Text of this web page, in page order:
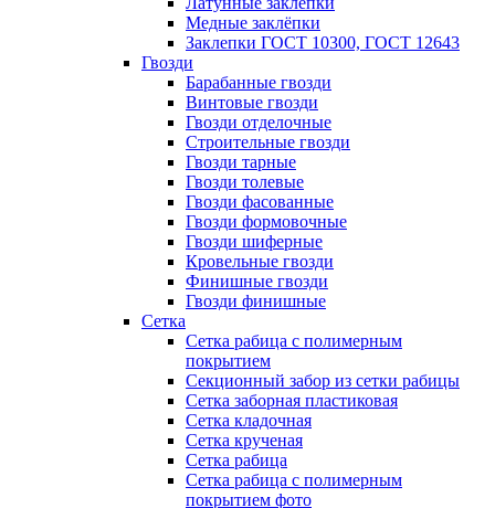
Медные заклёпки
Заклепки ГОСТ 10300, ГОСТ 12643
Гвозди
Барабанные гвозди
Винтовые гвозди
Гвозди отделочные
Строительные гвозди
Гвозди тарные
Гвозди толевые
Гвозди фасованные
Гвозди формовочные
Гвозди шиферные
Кровельные гвозди
Финишные гвозди
Гвозди финишные
Сетка
Сетка рабица с полимерным
покрытием
Секционный забор из сетки рабицы
Сетка заборная пластиковая
Сетка кладочная
Сетка крученая
Сетка рабица
Сетка рабица с полимерным
покрытием фото